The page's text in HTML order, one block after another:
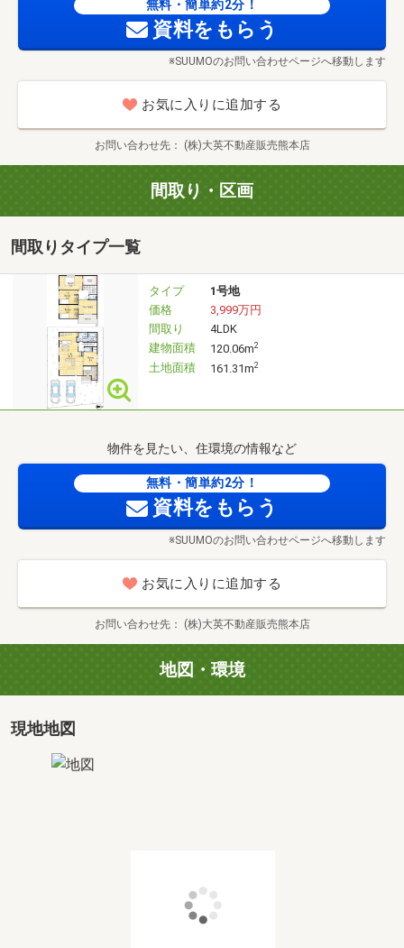
②お問合せフォームからポチッと送信☆彡
力。お電話でのご連絡も大歓迎です！
いただいた内容をもとに担当スタッフが折り返しご連絡。
ご質問や資料の追加希望にも丁寧に対応いたします。
④ご見学前のご案内
スムーズにご来場いただけるよう、住所や駐車場の場所を
ご案内。当日は周辺物件の見学もOKです◎
⑤ご来場当日
いよいよ現地へ！間取りや設備に加え、写真では伝わらな
い“質感”や“光の入り方”などを実際にご体感ください。
外壁や床材の質感、日当たりや風通し、街並みの雰囲気な
さらに、ご来場者様限定でネット未公開の販売情報や先行
案内物件をお伝えできる場合もございます！
所要時間は約60分。お子様連れでも安心してご参加いただ
けます♪
⑥ご相談・次のステップへ→→
物件を気に入っていただけた場合は、そのまま資金計画や
購入手続きのご相談も可能。無理な営業は一切いたしませ
んのでご安心ください♪
＼まずはお気軽にお問合せを！／
資料やネット情報だけでは分からない“リアルな住み心
しっかりサポートいたします◎
無料・簡単約2分！
資料をもらう
※SUUMOのお問い合わせページへ移動します
お気に入りに追加する
お問い合わせ先 (株)大英不動産販売熊本店
間取り・区画
間取りタイプ一覧
タイプ
1号地
価格
3,999万円
間取り
4LDK
建物面積
120.06m2
土地面積 161.31m2
物件を見たい、住環境の情報など
無料・簡単約2分！
資料をもらう
※SUUMOのお問い合わせページへ移動します
お気に入りに追加する
お問い合わせ先 (株)大英不動産販売熊本店
地図・環境
現地地図